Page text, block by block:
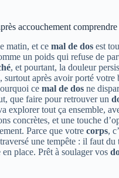
accouchement
matin, et ce mal de dos est
un poids qui refuse de
, et pourtant, la douleur
surtout après avoir porté votre
ce mal de dos ne
que faire pour retrouver un
explorer tout ça ensemble,
concrètes, et une touche
Parce que votre corps,
une tempête : il faut du
place. Prêt à soulager vos